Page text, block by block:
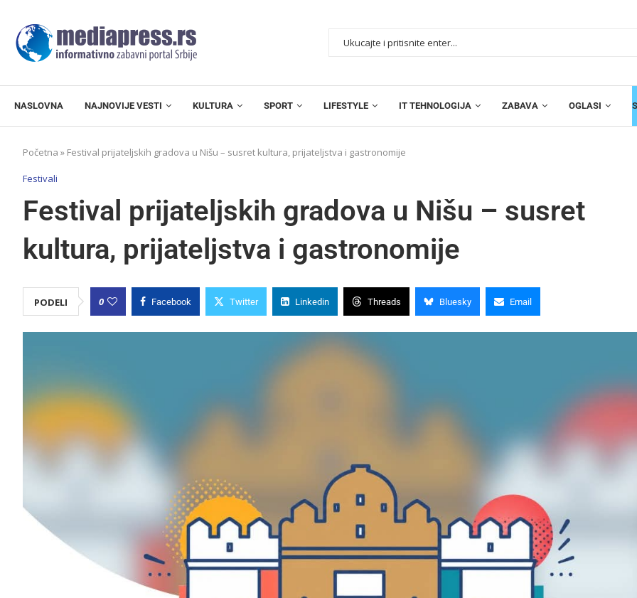
NASLOVNA NAJNOVIJE VESTI KULTURA SPORT LIFESTYLE IT TEHNOLOGIJA ZABAVA OGLASI
Početna » Festival prijateljskih gradova u Nišu – susret kultura, prijateljstva i gastronomije
Festivali
Festival prijateljskih gradova u Nišu – susret
kultura, prijateljstva i gastronomije
PODELI 0 Facebook Twitter Linkedin Threads Bluesky Email